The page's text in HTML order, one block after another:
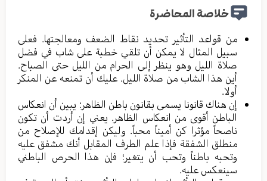
خلاصة المحاضرة
من قواعد التأثير تحديد نقاط الضعف ومعالجتها. فعلى
سبيل المثال لا يمكن أن تلقي خطبة على شاب في فضل
صلاة الليل وهو ينظر إلى الحرام من الليل حتى الصباح.
أين هذا الشاب من صلاة الليل. عليك أن تمنعه عن المنكر
أولا.
إن هناك قانونا يسمى بقانون باطن الظاهر؛ يبين أن انعكاس
الباطن أقوى من انعكاس الظاهر. يعني إن أردت أن تكون
ناصحاً مؤثرا كن أميناً محباً. وليكن إقدامك للإصلاح من
منطلق الشفقة فإذا علم الطرف المقابل أنك مشفق عليه
وتحبه باطناً وتحب أن يتغير؛ فإن هذا الحرص الباطني
سينعكس عليه.